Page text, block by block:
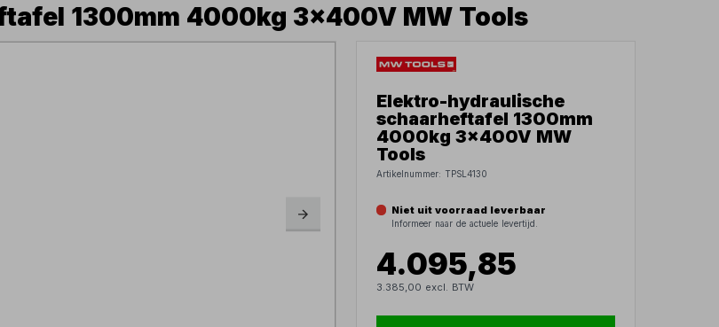
1300mm 4000kg 3x400V MW Tools
Elektro-hydraulische
schaarheftafel 1300mm
4000kg 3x400V MW
Tools
Artikelnummer: TPSL4130
Niet uit voorraad leverbaar
Informeer naar de actuele levertijd.
4.095,85
3.385,00 excl. BTW